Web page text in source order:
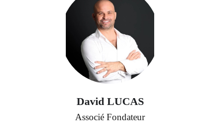
David LUCAS
Associé Fondateur